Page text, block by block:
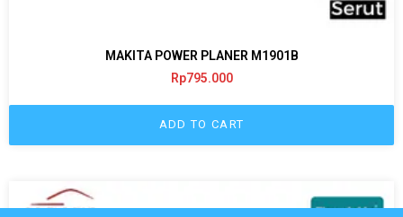
MAKITA POWER PLANER M1901B
Rp795.000
ADD TO CART